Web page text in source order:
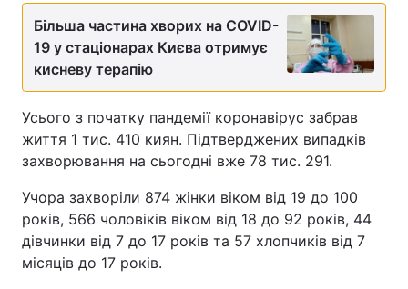
Більша частина хворих на COVID-
19 у стаціонарах Києва отримує
кисневу терапію
Усього з початку пандемії коронавірус забрав
життя 1 тис. 410 киян. Підтверджених випадків
захворювання на сьогодні вже 78 тис. 291.
Учора захворіли 874 жінки віком від 19 до 100
років, 566 чоловіків віком від 18 до 92 рокiв, 44
дівчинки від 7 до 17 років та 57 хлопчиків від 7
місяців до 17 років.